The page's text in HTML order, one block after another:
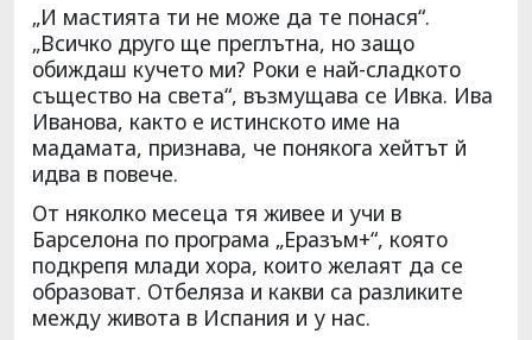
„И мастията ти не може да те понася“.
„Всичко друго ще преглътна, но защо
обиждаш кучето ми? Роки е най-сладкото
същество на света“, възмущава се Ивка. Ива
Иванова, както е истинското име на
мадамата, признава, че понякога хейтът й
идва в повече.
От няколко месеца тя живее и учи в
Барселона по програма „Еразъм+“, която
подкрепя млади хора, които желаят да се
образоват. Отбеляза и какви са разликите
между живота в Испания и у нас.